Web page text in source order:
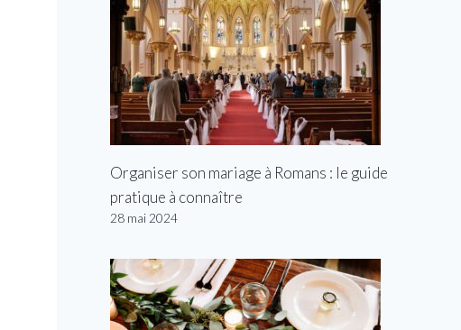
Organiser son mariage à Romans : le guide
pratique à connaître
28 mai 2024